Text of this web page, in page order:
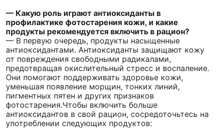
— Какую роль играют антиоксиданты в
профилактике фотостарения кожи, и какие
продукты рекомендуется включить в рацион?
— В первую очередь, продукты насыщенные
антиоксидантами. Антиоксиданты защищают кожу
от повреждения свободными радикалами,
предотвращая окислительный стресс и воспаление.
Они помогают поддерживать здоровье кожи,
уменьшая появление морщин, тонких линий,
пигментных пятен и других признаков
фотостарения.Чтобы включить больше
антиоксидантов в свой рацион, сосредоточьтесь на
употреблении следующих продуктов: